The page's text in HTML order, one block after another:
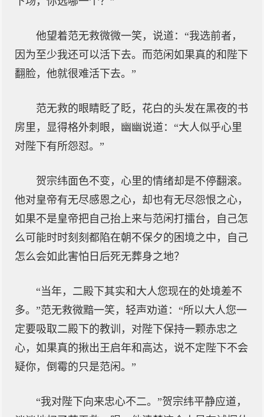
他望着范无救微微一笑，说道：“我选前者，
因为至少我还可以活下去。而范闲如果真的和陛下
翻脸，他就很难活下去。”
范无救的眼睛眨了眨，花白的头发在黑夜的书
房里，显得格外刺眼，幽幽说道：“大人似乎心里
对陛下有所怨怼。”
贺宗纬面色不变，心里的情绪却是不停翻滚。
他对皇帝有无尽感恩之心，却也有无尽怨恨之心，
如果不是皇帝把自己抬上来与范闲打擂台，自己怎
么可能时时刻刻都陷在朝不保夕的困境之中，自己
怎么会如此害怕日后死无葬身之地？
“当年，二殿下其实和大人您现在的处境差不
多。”范无救微黯一笑，轻声劝道：“所以大人您一
定要吸取二殿下的教训，对陛下保持一颗赤忠之
心，如果真的揪出王启年和高达，说不定陛下不会
疑你，倒霉的只是范闲。”
“我对陛下向来忠心不二。”贺宗纬平静应道，